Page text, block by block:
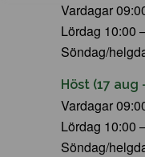
Vardagar
Lördag 10:00
Söndag/
Höst (17 aug
Vardagar
Lördag 10:00
Söndag/